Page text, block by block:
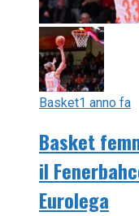
Basket1 anno fa
Basket
il
Eurolega